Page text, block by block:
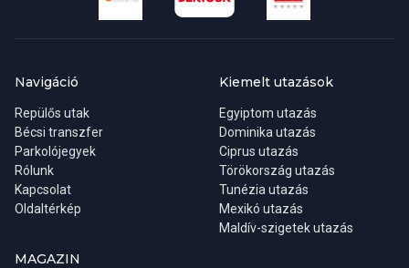
Aki a lehető legtöbb napsütést, valamint legmelegebb tengervizet
például Antalya forró és meglehetősen párás időjárása ebben az
időszakban már eléggé embert próbáló lehet. A májusi, júniusi,
illetve a szeptemberi, októberi hónapok talán a legkellemesebbek
a fürdőzés, napozás szempontjából, valamint a zsúfoltság is
valamelyest mérsékeltebbnek mondható.
program során másfél órás szabadprogram keretében
elmerülünk a bazár forgatagában, hogy beszerezhessük a
az ebédünket (italfogyasztás extra) illetve egy egy órás
textilüzletbe is.
Navigáció
Repülős utak
Bécsi transzfer
Parkolójegyek
Rólunk
Kapcsolat
Oldaltérkép
Kiemelt utazások
Egyiptom utazás
Dominika utazás
Ciprus utazás
Törökország utazás
Tunézia utazás
Mexikó utazás
Maldív-szigetek utazás
MAGAZIN